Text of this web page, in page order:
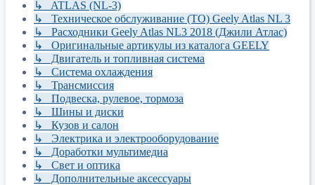
↳ ATLAS (NL-3)
↳ Техническое обслуживание (ТО) Geely Atlas NL 3
↳ Расходники Geely Atlas NL3 2018 (Джили Атлас)
↳ Оригинальные артикулы из каталога GEELY
↳ Двигатель и топливная система
↳ Система охлаждения
↳ Трансмиссия
↳ Подвеска, рулевое, тормоза
↳ Шины и диски
↳ Кузов и салон
↳ Электрика и электрооборудование
↳ Доработки мультимедиа
↳ Свет и оптика
↳ Дополнительные аксессуары